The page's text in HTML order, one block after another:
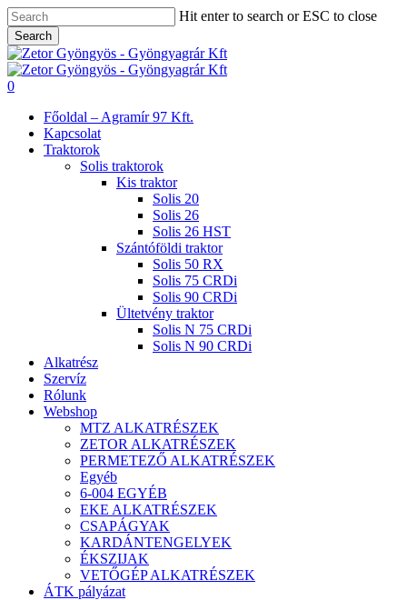
Skip
to
main
content
Hit enter to search or ESC to close
Search
Close
Search
search
0
Főoldal – Agramír 97 Kft.
Kapcsolat
Traktorok
Solis traktorok
Kis traktor
Solis 20
Solis 26
Solis 26 HST
Szántóföldi traktor
Solis 50 RX
Solis 75 CRDi
Solis 90 CRDi
Ültetvény traktor
Solis N 75 CRDi
Solis N 90 CRDi
Alkatrész
Szervíz
Rólunk
Webshop
MTZ ALKATRÉSZEK
ZETOR ALKATRÉSZEK
PERMETEZŐ ALKATRÉSZEK
Egyéb
6-004 EGYÉB
EKE ALKATRÉSZEK
CSAPÁGYAK
KARDÁNTENGELYEK
ÉKSZIJAK
VETŐGÉP ALKATRÉSZEK
ÁTK pályázat